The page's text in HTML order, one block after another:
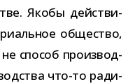
Якобы дей­стви­
обще­ство,
не спо­соб про­из­вод­
что-​то ради­